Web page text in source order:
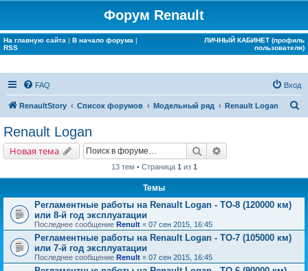
Форум Renault
На главную сайта | В начало форума |
RSS
ЛИЧНЫЙ КАБИНЕТ (профиль
пользователя)
FAQ Вход
RenaultStory Список форумов Модельный ряд Renault Logan
Renault Logan
Новая тема Поиск
13 тем • Страница 1 из 1
Темы
Регламентные работы на Renault Logan - ТО-8 (120000 км)
или 8-й год эксплуатации
Последнее сообщение Renult « 07 сен 2015, 16:45
Регламентные работы на Renault Logan - ТО-7 (105000 км)
или 7-й год эксплуатации
Последнее сообщение Renult « 07 сен 2015, 16:45